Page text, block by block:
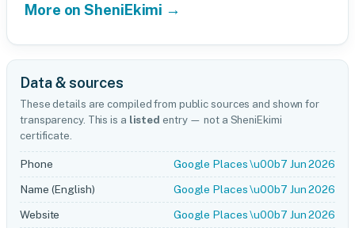
More on SheniEkimi →
Data & sources
These details are compiled from public sources and shown for
transparency. This is a listed entry — not a SheniEkimi
certificate.
Phone
Google Places \u00b7 Jun 2026
Name (English)
Google Places \u00b7 Jun 2026
Website
Google Places \u00b7 Jun 2026